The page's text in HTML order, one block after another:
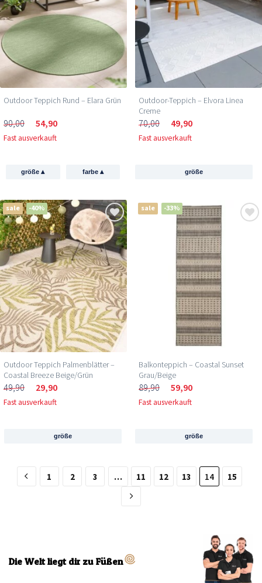
Outdoor Teppich Rund – Elara Grün
90,00 54,90
Fast ausverkauft
größe▴ farbe ▴
Outdoor-Teppich – Elvora Linea
Creme
70,00 49,90
Fast ausverkauft
größe
sale -40%
Outdoor Teppich Palmenblätter –
Coastal Breeze Beige/Grün
49,90 29,90
Fast ausverkauft
größe
sale -33%
Balkonteppich – Coastal Sunset
Grau/Beige
89,90 59,90
Fast ausverkauft
größe
1 2 3 … 11 12 13 14 15
Die Welt liegt dir zu Füßen